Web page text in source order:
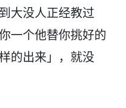
大没人正经教过
一个他替你挑好的
的出来」，就没